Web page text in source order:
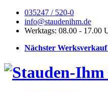
035247 / 520-0
info@staudenihm.de
Werktags: 08.00 - 17.00
Nächster Werksverkauf